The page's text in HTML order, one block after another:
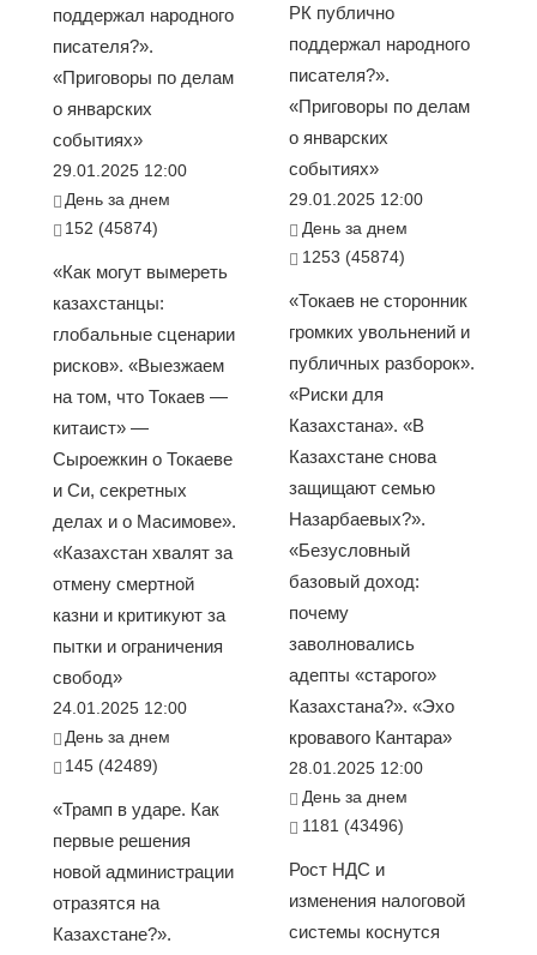
поддержал народного
писателя?».
«Приговоры по делам
о январских
событиях»
29.01.2025 12:00
День за днем
152 (45874)
«Как могут вымереть
казахстанцы:
глобальные сценарии
рисков». «Выезжаем
на том, что Токаев —
китаист» —
Сыроежкин о Токаеве
и Си, секретных
делах и о Масимове».
«Казахстан хвалят за
отмену смертной
казни и критикуют за
пытки и ограничения
свобод»
24.01.2025 12:00
День за днем
145 (42489)
«Трамп в ударе. Как
первые решения
новой администрации
отразятся на
Казахстане?».
РК публично
поддержал народного
писателя?».
«Приговоры по делам
о январских
событиях»
29.01.2025 12:00
День за днем
1253 (45874)
«Токаев не сторонник
громких увольнений и
публичных разборок».
«Риски для
Казахстана». «В
Казахстане снова
защищают семью
Назарбаевых?».
«Безусловный
базовый доход:
почему
заволновались
адепты «старого»
Казахстана?». «Эхо
кровавого Кантара»
28.01.2025 12:00
День за днем
1181 (43496)
Рост НДС и
изменения налоговой
системы коснутся